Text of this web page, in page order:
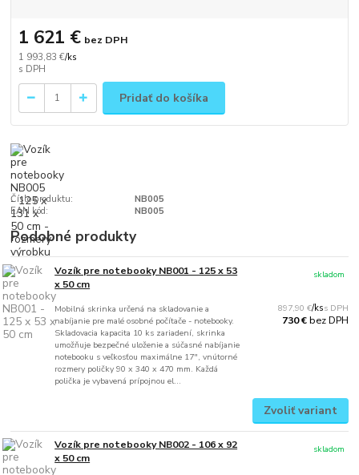
1 993,83 €/ks
1 621 € bez DPH
Pridať do košíka
Číslo produktu:
NB005
EAN kód:
NB005
Podobné produkty
Vozík pre notebooky NB001 - 125 x 53
x 50 cm
Mobilná skrinka určená na skladovanie a
nabíjanie pre malé osobné počítače - notebooky.
Skladovacia kapacita 10 ks zariadení, skrinka
umožňuje bezpečné uloženie a súčasné nabíjanie
notebooku s veľkosťou maximálne 17", vnútorné
rozmery poličky 90 x 340 x 470 mm. Každá
polička je vybavená prípojnou el...
897,90 €/ks
730 €bez DPH
skladom
Zvoliť variant
Vozík pre notebooky NB002 - 106 x 92
x 50 cm
skladom